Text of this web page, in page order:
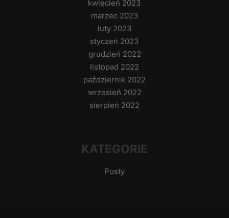
kwiecień 2023
marzec 2023
luty 2023
styczeń 2023
grudzień 2022
listopad 2022
październik 2022
wrzesień 2022
sierpień 2022
KATEGORIE
Posty